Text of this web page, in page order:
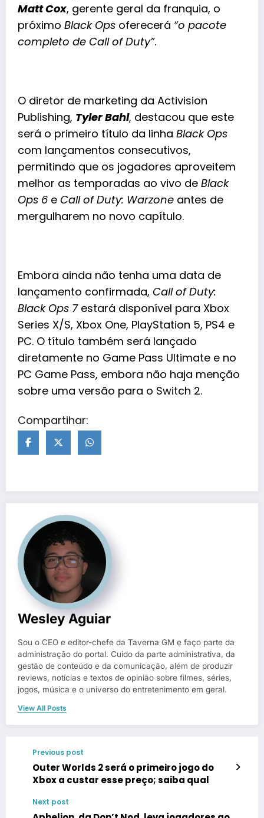
Matt Cox, gerente geral da franquia, o
próximo Black Ops oferecerá “o pacote
completo de Call of Duty”.
O diretor de marketing da Activision
Publishing, Tyler Bahl, destacou que este
será o primeiro título da linha Black Ops
com lançamentos consecutivos,
permitindo que os jogadores aproveitem
melhor as temporadas ao vivo de Black
Ops 6 e Call of Duty: Warzone antes de
mergulharem no novo capítulo.
Embora ainda não tenha uma data de
lançamento confirmada, Call of Duty:
Black Ops 7estará disponível para Xbox
Series X/S, Xbox One, PlayStation 5, PS4 e
PC. O título também será lançado
diretamente no Game Pass Ultimate e no
PC Game Pass, embora não haja menção
sobre uma versão para o Switch 2.
Compartihar:
Wesley Aguiar
Sou o CEO e editor-chefe da Taverna GM e faço parte da
administração do portal. Cuido da parte administrativa, da
gestão de conteúdo e da comunicação, além de produzir
reviews, notícias e textos de opinião sobre filmes, séries,
jogos, música e o universo do entretenimento em geral.
View All Posts
Previous post
Outer Worlds 2 será o primeiro jogo do
Xbox a custar esse preço; saiba qual
Next post